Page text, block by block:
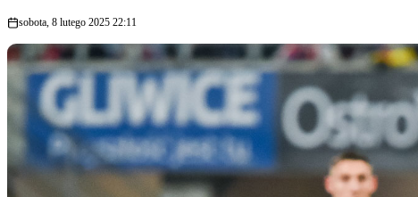
sobota, 8 lutego 2025 22:11